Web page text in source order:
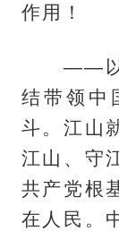
作用！
——以史
结带领中
斗。江山
江山、守
共产党根
在人民。